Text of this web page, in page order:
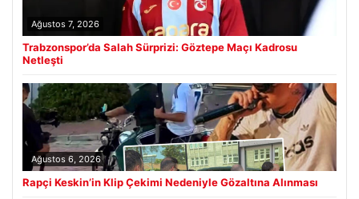
Ağustos 7, 2026
Trabzonspor’da Salah Sürprizi: Göztepe Maçı Kadrosu
Netleşti
Ağustos 6, 2026
Rapçi Keskin’in Klip Çekimi Nedeniyle Gözaltına Alınması